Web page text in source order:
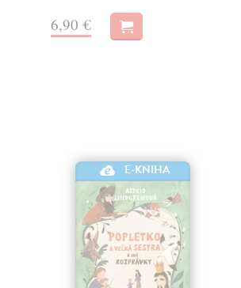
6,90 €
E-KNIHA